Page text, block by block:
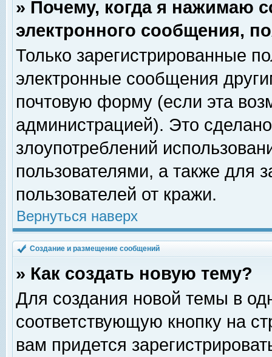
» Почему, когда я нажимаю
электронного сообщения,
Только зарегистрированные
электронные сообщения
почтовую форму (если эта
администрацией). Это
злоупотреблений
пользователями, а также для
пользователей от кражи.
Вернуться наверх
Создание и размещение сообщений
» Как создать новую тему?
Для создания новой темы в
соответствующую кнопку на
вам придется